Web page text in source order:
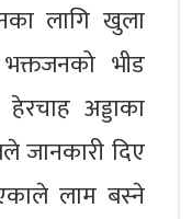
लागि खुला
भीड
अड्डाका
जानकारी दिए
लाम बस्‍ने